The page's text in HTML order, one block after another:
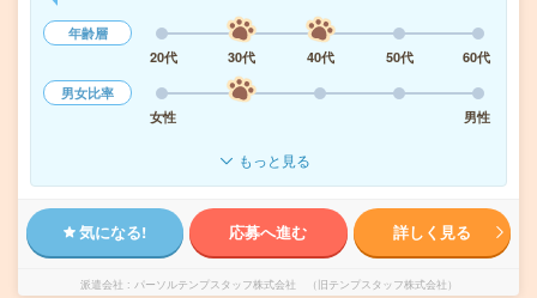
年齢層
20代
30代 40代 50代
60代
男女比率
女性
男性
もっと見る
気になる! 応募へ進む 詳しく見る
派遣会社 パーソルテンプスタッフ株式会社 （旧テンプスタッフ株式会社）